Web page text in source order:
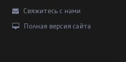
Свяжитесь с нами
Полная версия сайта